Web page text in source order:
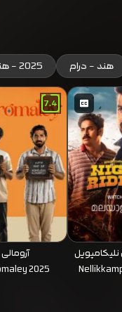
هند - درام 2025 - هند
7.4
آرومالی
2025